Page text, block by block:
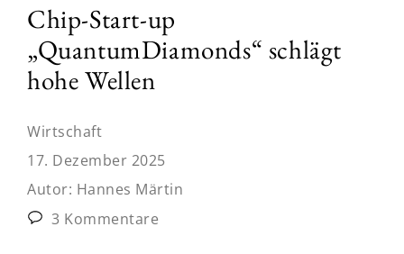
Chip-Start-up
„QuantumDiamonds“ schlägt
hohe Wellen
Wirtschaft
17. Dezember 2025
Autor: Hannes Märtin
3 Kommentare